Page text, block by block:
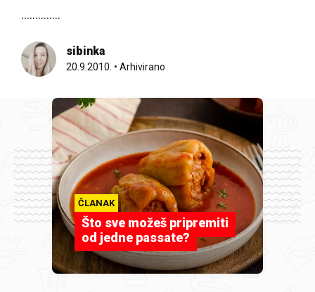
..............
sibinka
20.9.2010. • Arhivirano
ČLANAK
Što sve možeš pripremiti
od jedne passate?